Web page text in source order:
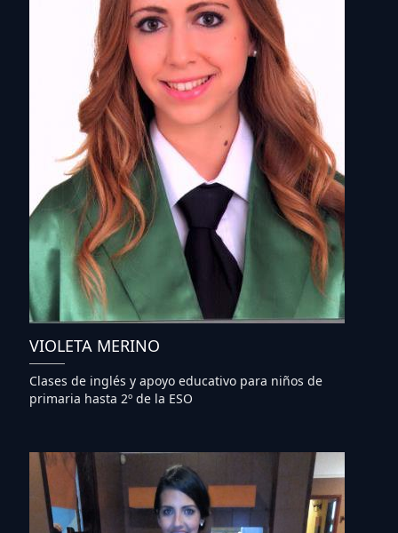
VIOLETA MERINO
Clases de inglés y apoyo educativo para niños de
primaria hasta 2º de la ESO